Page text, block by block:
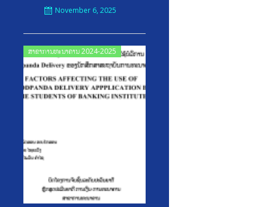
November 6, 2025
ສາຂາການທະນາຄານ 2024-2025
Posted
on